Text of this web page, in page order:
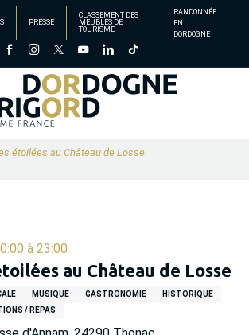
PRESSE
CLASSEMENT DES
MEUBLÉS DE
TOURISME
RANDONNÉE
EN
DORDOGNE
étoilées au Château de Losse
à 23:00
au Château de Losse
MUSIQUE GASTRONOMIE
HISTORIQUE
/ REPAS